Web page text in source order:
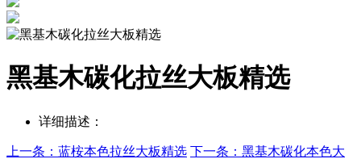
黑基木碳化拉丝大板精选
详细描述：
上一条：蓝桉本色拉丝大板精选 下一条：黑基木碳化本色大